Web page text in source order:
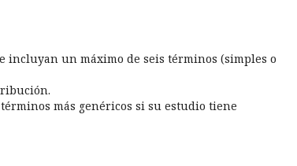
un máximo de seis términos (simples o
más genéricos si su estudio tiene